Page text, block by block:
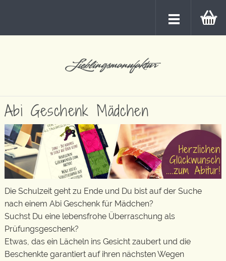
Abi Geschenk Mädchen
Die Schulzeit geht zu Ende und Du bist auf der Suche
nach einem Abi Geschenk für Mädchen?
Suchst Du eine lebensfrohe Überraschung als
Prüfungsgeschenk?
Etwas, das ein Lächeln ins Gesicht zaubert und die
Beschenkte garantiert auf ihren nächsten Wegen